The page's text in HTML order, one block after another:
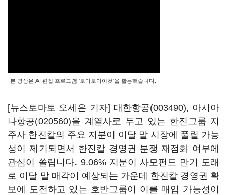
본 영상은 AI 편집 프로그램 '토마토아이컷'을 활용했습니다.
[뉴스토마토 오세은 기자] 대한항공(003490), 아시아
나항공(020560)을 계열사로 두고 있는 한진그룹 지
주사 한진칼의 주요 지분이 이달 말 시장에 풀릴 가능
성이 제기되면서 한진칼 경영권 분쟁 재점화 여부에
관심이 쏠립니다. 9.06% 지분이 사모펀드 만기 도래
로 이달 말 매각이 예상되는 가운데 한진칼 경영권 확
보에 도전하고 있는 호반그룹이 이를 매입 가능성이